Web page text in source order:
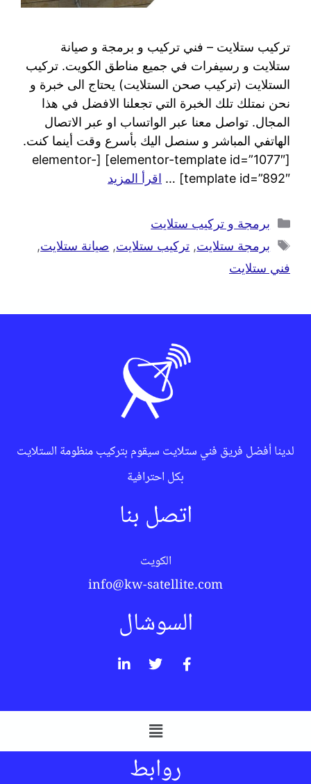
تركيب ستلايت – فني تركيب و برمجة و صيانة
ستلايت و رسيفرات في جميع مناطق الكويت. تركيب
الستلايت (تركيب صحن الستلايت) يحتاج الى خبرة و
نحن نمتلك تلك الخبرة التي تجعلنا الافضل في هذا
المجال. تواصل معنا عبر الواتساب او عبر الاتصال
الهاتفي المباشر و سنصل اليك بأسرع وقت أينما كنت.
[elementor-template id=”1077″] [elementor-
template id=”892″] …
اقرأ المزيد
برمجة و تركيب ستلايت
برمجة ستلايت, تركيب ستلايت, صيانة ستلايت,
فني ستلايت
لدينا أفضل فريق فني ستلايت سيقوم بتركيب منظومة الستلايت
بكل احترافية
اتصل بنا
الكويت
info@kw-satellite.com
السوشال
روابط